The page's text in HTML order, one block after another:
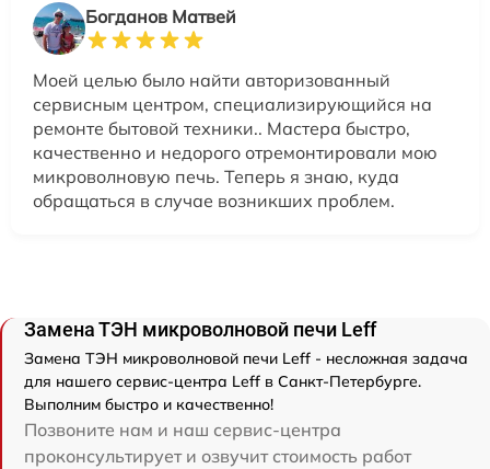
Богданов Матвей
Моей целью было найти авторизованный
сервисным центром, специализирующийся на
ремонте бытовой техники.. Мастера быстро,
качественно и недорого отремонтировали мою
микроволновую печь. Теперь я знаю, куда
обращаться в случае возникших проблем.
Замена ТЭН микроволновой печи Leff
Замена ТЭН микроволновой печи Leff - несложная задача
для нашего сервис-центра Leff в Санкт-Петербурге.
Выполним быстро и качественно!
Позвоните нам и наш сервис-центра
проконсультирует и озвучит стоимость работ